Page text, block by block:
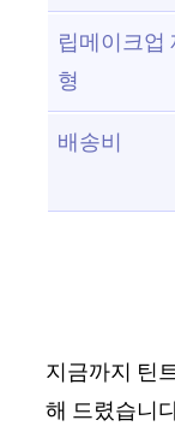
립메이크업
형
배송비
지금까지 틴
해 드렸습니